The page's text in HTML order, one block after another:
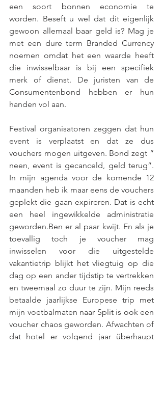
een soort bonnen economie te
worden. Beseft u wel dat dit eigenlijk
gewoon allemaal baar geld is? Mag je
met een dure term Branded Currency
noemen omdat het een waarde heeft
die inwisselbaar is bij een specifiek
merk of dienst. De juristen van de
Consumentenbond hebben er hun
handen vol aan.
Festival organisatoren zeggen dat hun
event is verplaatst en dat ze dus
vouchers mogen uitgeven. Bond zegt “
neen, event is gecanceld, geld terug”.
In mijn agenda voor de komende 12
maanden heb ik maar eens de vouchers
geplekt die gaan expireren. Dat is echt
een heel ingewikkelde administratie
geworden.Ben er al paar kwijt. En als je
toevallig toch je voucher mag
inwisselen voor die uitgestelde
vakantietrip blijkt het vliegtuig op die
dag op een ander tijdstip te vertrekken
en tweemaal zo duur te zijn. Mijn reeds
betaalde jaarlijkse Europese trip met
mijn voetbalmaten naar Split is ook een
voucher chaos geworden. Afwachten of
dat hotel er volgend jaar überhaupt